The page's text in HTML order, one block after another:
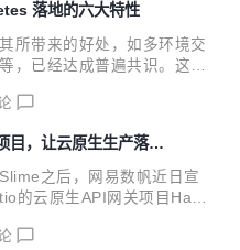
Apache Way，遵循社区的
同的是，孵化器项目需要通
，首先是项目社区 dev mail
落地的六大特性
所带来的好处，如多环境交
，已经达成普遍共识。这些
复杂性、学习曲线陡峭也是
半年跟踪报告显示，容器软
40%的复合增长率，但 202
定义计算市场的比例仅为1
等领域已经规模落地，大批
企业基础设施平台，但在多
目，让云原生生产落地
之后，网易数帆近日宣
的云原生API网关项目Hang
强兼容、易用性等众多能